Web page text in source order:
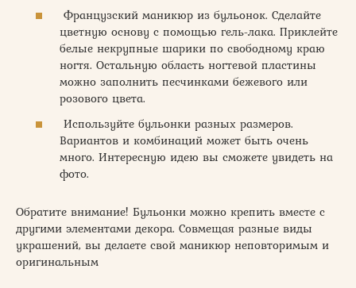
Французский маникюр из бульонок. Сделайте
цветную основу с помощью гель-лака. Приклейте
белые некрупные шарики по свободному краю
ногтя. Остальную область ногтевой пластины
можно заполнить песчинками бежевого или
розового цвета.
Используйте бульонки разных размеров.
Вариантов и комбинаций может быть очень
много. Интересную идею вы сможете увидеть на
фото.
Обратите внимание! Бульонки можно крепить вместе с
другими элементами декора. Совмещая разные виды
украшений, вы делаете свой маникюр неповторимым и
оригинальным